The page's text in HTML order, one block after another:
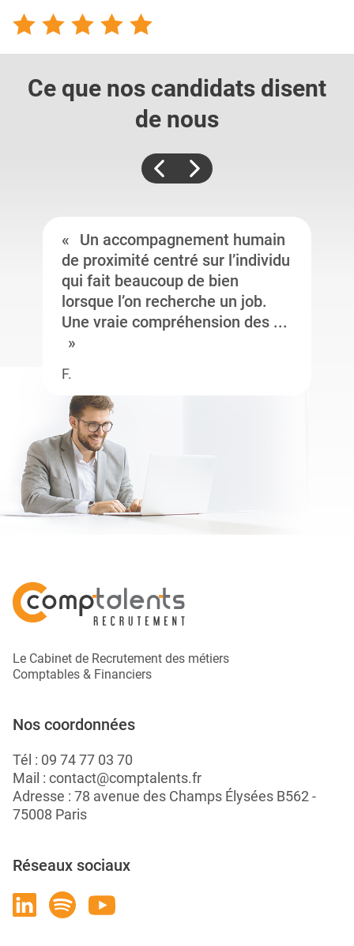
Ce que nos candidats disent
de nous
Un accompagnement humain
de proximité centré sur l’individu
qui fait beaucoup de bien
lorsque l’on recherche un job.
Une vraie compréhension des ...
F.
Le Cabinet de Recrutement des métiers
Comptables & Financiers
Nos coordonnées
Tél : 09 74 77 03 70
Mail : contact@comptalents.fr
Adresse : 78 avenue des Champs Élysées B562 -
75008 Paris
Réseaux sociaux